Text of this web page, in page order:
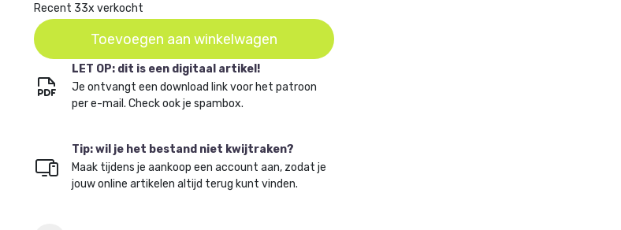
Recent 33x verkocht
Toevoegen aan winkelwagen
LET OP: dit is een digitaal artikel!
Je ontvangt een download link voor het patroon
per e-mail. Check ook je spambox.
Tip: wil je het bestand niet kwijtraken?
Maak tijdens je aankoop een account aan, zodat je
jouw online artikelen altijd terug kunt vinden.